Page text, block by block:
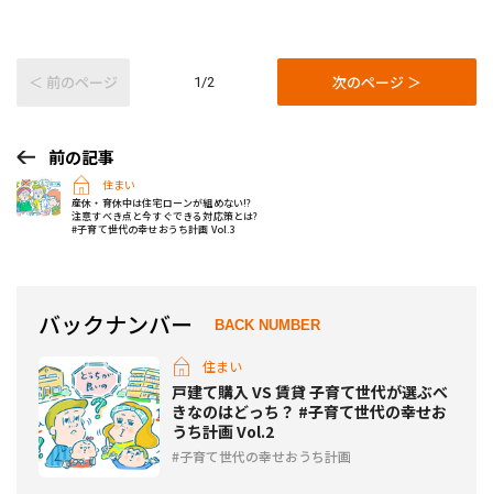
＜ 前のページ 1/2 次のページ ＞
前の記事
住まい
産休・育休中は住宅ローンが組めない!?
注意すべき点と今すぐできる対応策とは?
#子育て世代の幸せおうち計画 Vol.3
バックナンバー BACK NUMBER
住まい
戸建て購入 VS 賃貸 子育て世代が選ぶべ
きなのはどっち？ #子育て世代の幸せお
うち計画 Vol.2
子育て世代の幸せおうち計画